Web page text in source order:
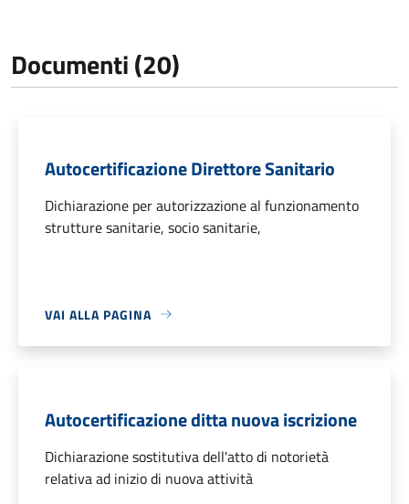
Documenti (20)
Autocertificazione Direttore Sanitario
Dichiarazione per autorizzazione al funzionamento
strutture sanitarie, socio sanitarie,
VAI ALLA PAGINA
Autocertificazione ditta nuova iscrizione
Dichiarazione sostitutiva dell'atto di notorietà
relativa ad inizio di nuova attività